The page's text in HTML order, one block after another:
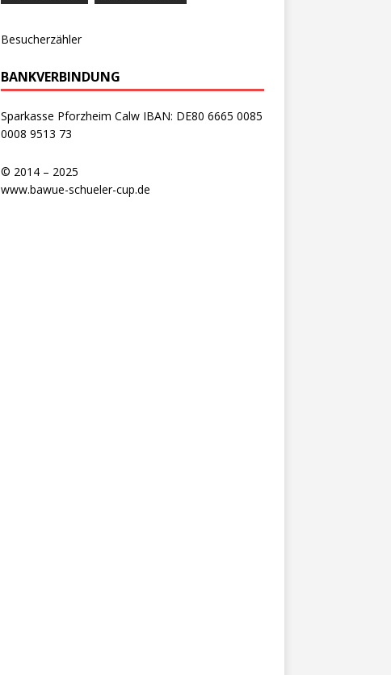
Besucherzähler
BANKVERBINDUNG
Sparkasse Pforzheim Calw IBAN: DE80 6665 0085
0008 9513 73
© 2014 – 2025
www.bawue-schueler-cup.de